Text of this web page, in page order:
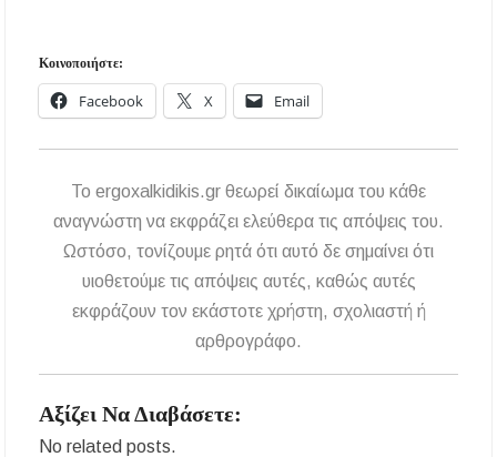
Κοινοποιήστε:
Facebook X Email
To ergoxalkidikis.gr θεωρεί δικαίωμα του κάθε
αναγνώστη να εκφράζει ελεύθερα τις απόψεις του.
Ωστόσο, τονίζουμε ρητά ότι αυτό δε σημαίνει ότι
υιοθετούμε τις απόψεις αυτές, καθώς αυτές
εκφράζουν τον εκάστοτε χρήστη, σχολιαστή ή
αρθρογράφο.
Αξίζει Να Διαβάσετε:
No related posts.